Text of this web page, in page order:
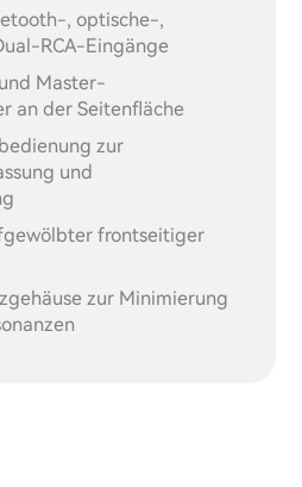
, optische-,
RCA-Eingänge
Master-
an der Seitenfläche
zur
und
frontseitiger
zur Minimierung